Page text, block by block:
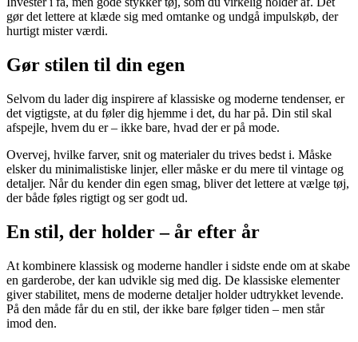
gør det lettere at klæde sig med omtanke og undgå impulskøb, der
hurtigt mister værdi.
Gør stilen til din egen
Selvom du lader dig inspirere af klassiske og moderne tendenser, er
det vigtigste, at du føler dig hjemme i det, du har på. Din stil skal
afspejle, hvem du er – ikke bare, hvad der er på mode.
Overvej, hvilke farver, snit og materialer du trives bedst i. Måske
elsker du minimalistiske linjer, eller måske er du mere til vintage og
detaljer. Når du kender din egen smag, bliver det lettere at vælge tøj,
der både føles rigtigt og ser godt ud.
En stil, der holder – år efter år
At kombinere klassisk og moderne handler i sidste ende om at skabe
en garderobe, der kan udvikle sig med dig. De klassiske elementer
giver stabilitet, mens de moderne detaljer holder udtrykket levende.
På den måde får du en stil, der ikke bare følger tiden – men står
imod den.